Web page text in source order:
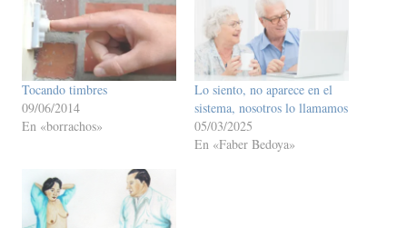
Tocando timbres
09/06/2014
En «borrachos»
Lo siento, no aparece en el
sistema, nosotros lo llamamos
05/03/2025
En «Faber Bedoya»